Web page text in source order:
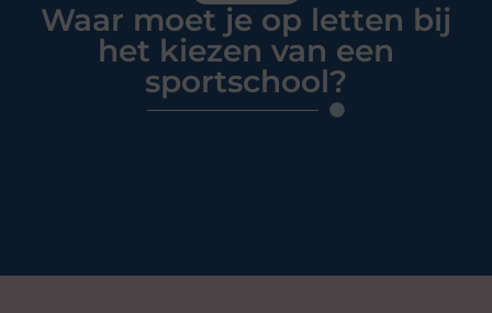
Waar moet je op letten bij
het kiezen van een
sportschool?